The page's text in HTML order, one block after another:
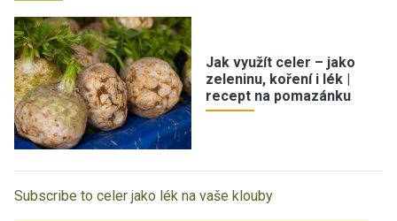
Jak využít celer – jako
zeleninu, koření i lék |
recept na pomazánku
Subscribe to celer jako lék na vaše klouby